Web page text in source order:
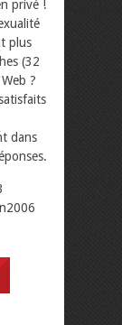
privé !
plus
(32
?
dans